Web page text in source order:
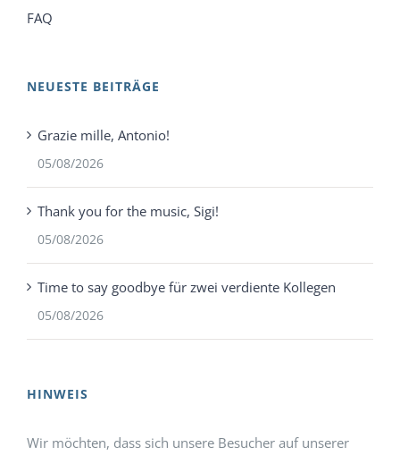
FAQ
NEUESTE BEITRÄGE
Grazie mille, Antonio!
05/08/2026
Thank you for the music, Sigi!
05/08/2026
Time to say goodbye für zwei verdiente Kollegen
05/08/2026
HINWEIS
Wir möchten, dass sich unsere Besucher auf unserer